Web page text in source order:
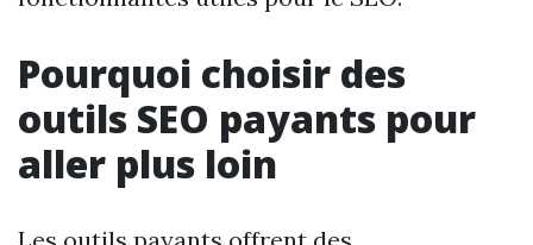
Pourquoi choisir des
outils SEO payants pour
aller plus loin